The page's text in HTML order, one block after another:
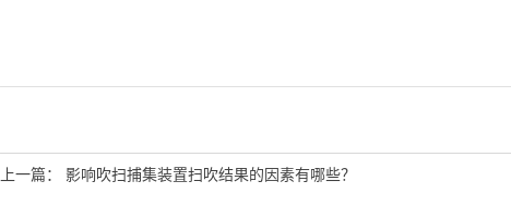
上一篇： 影响吹扫捕集装置扫吹结果的因素有哪些？